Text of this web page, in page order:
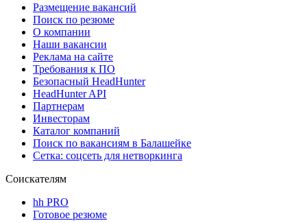
Размещение вакансий
Поиск по резюме
О компании
Наши вакансии
Реклама на сайте
Требования к ПО
Безопасный HeadHunter
HeadHunter API
Партнерам
Инвесторам
Каталог компаний
Поиск по вакансиям в Балашейке
Сетка: соцсеть для нетворкинга
Соискателям
hh PRO
Готовое резюме